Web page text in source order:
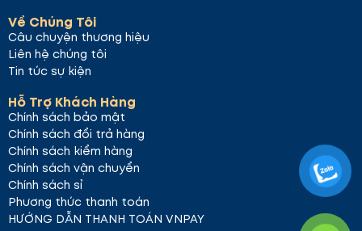
Về Chúng Tôi
Câu chuyện thương hiệu
Liên hệ chúng tôi
Tin tức sự kiện
Hỗ Trợ Khách Hàng
Chính sách bảo mật
Chính sách đổi trả hàng
Chính sách kiểm hàng
Chính sách vận chuyển
Chính sách sỉ
Phương thức thanh toán
HƯỚNG DẪN THANH TOÁN VNPAY